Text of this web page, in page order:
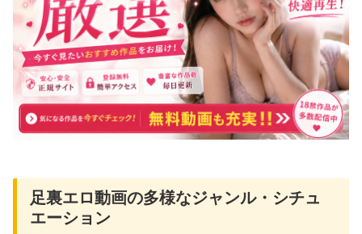
足裏エロ動画の多様なジャンル・シチュ
エーション